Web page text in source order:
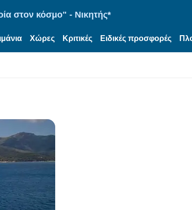
στον κόσμο" - Νικητής*
Χώρες Κριτικές Ειδικές προσφορές